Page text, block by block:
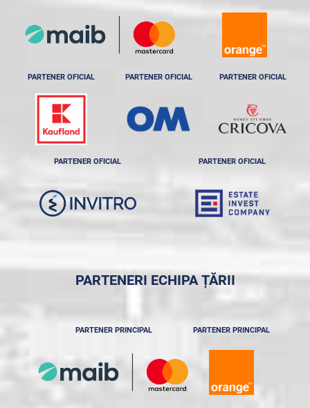
PARTENER OFICIAL PARTENER OFICIAL PARTENER OFICIAL
PARTENER OFICIAL PARTENER OFICIAL
PARTENERI ECHIPA ȚĂRII
PARTENER PRINCIPAL PARTENER PRINCIPAL